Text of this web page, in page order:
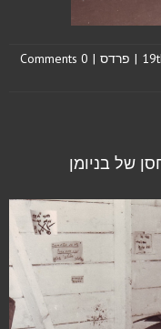
| פרדס |
0 Comments
של בניומן